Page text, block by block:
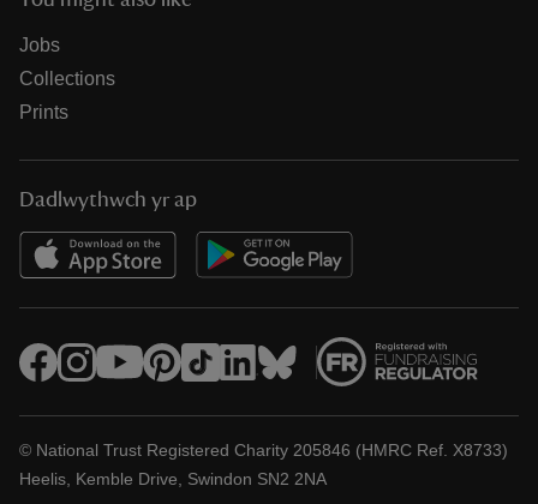
Jobs
Collections
Prints
Dadlwythwch yr ap
© National Trust Registered Charity 205846 (HMRC Ref. X8733)
Heelis, Kemble Drive, Swindon SN2 2NA